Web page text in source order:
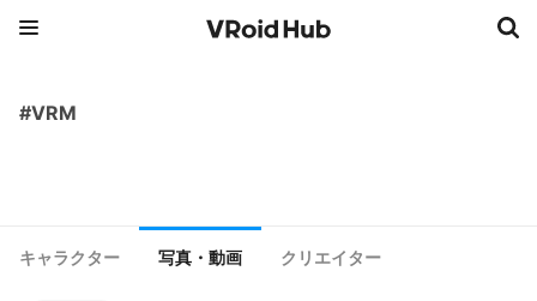
#VRM
キャラクター 写真・動画 クリエイター